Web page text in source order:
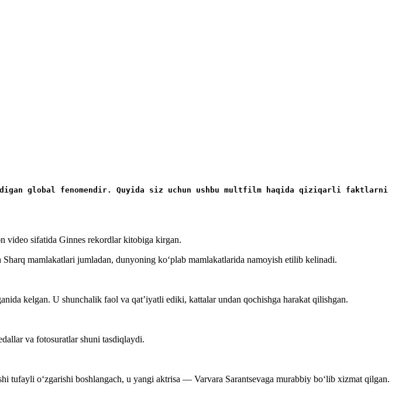
global fenomendir. Quyida siz uchun ushbu multfilm haqida qiziqarli faktlarni
video sifatida Ginnes rekordlar kitobiga kirgan.
mamlakatlari jumladan, dunyoning ko‘plab mamlakatlarida namoyish etilib kelinadi.
kelgan. U shunchalik faol va qat’iyatli ediki, kattalar undan qochishga harakat qilishgan.
va fotosuratlar shuni tasdiqlaydi.
o‘zgarishi boshlangach, u yangi aktrisa — Varvara Sarantsevaga murabbiy bo‘lib xizmat qilgan.